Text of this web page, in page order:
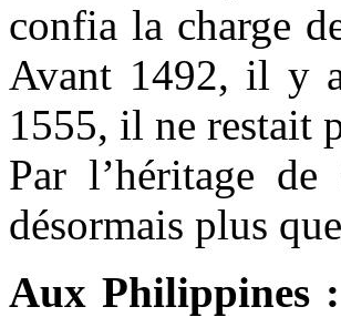
confia la charge
Avant 1492, il y
1555, il ne restait
Par l’héritage
désormais plus
Aux Philippines